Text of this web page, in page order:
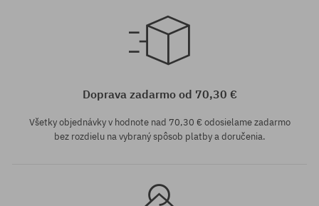
Doprava zadarmo od 70,30 €
Všetky objednávky v hodnote nad 70,30 € odosielame zadarmo
bez rozdielu na vybraný spôsob platby a doručenia.